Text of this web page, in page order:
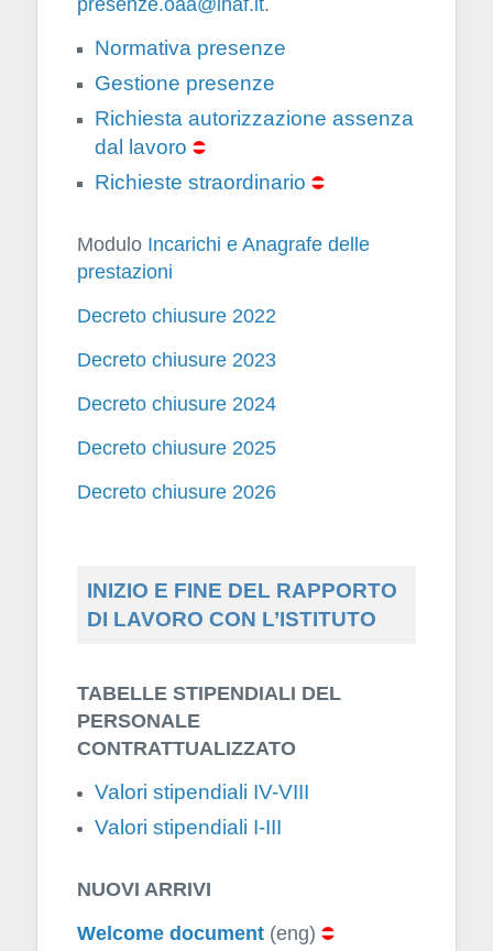
Normativa presenze
Gestione presenze
Richiesta autorizzazione assenza
dal lavoro
Richieste straordinario
Modulo Incarichi e Anagrafe delle
prestazioni
Decreto chiusure 2022
Decreto chiusure 2023
Decreto chiusure 2024
Decreto chiusure 2025
Decreto chiusure 2026
INIZIO E FINE DEL RAPPORTO
DI LAVORO CON L’ISTITUTO
TABELLE STIPENDIALI DEL
PERSONALE
CONTRATTUALIZZATO
Valori stipendiali IV-VIII
Valori stipendiali I-III
NUOVI ARRIVI
Welcome document(eng)